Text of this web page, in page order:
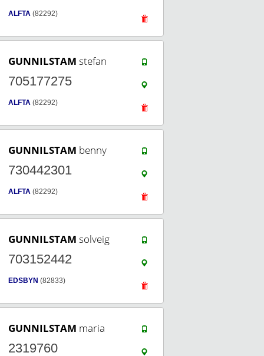
ALFTA (82292)
GUNNILSTAM stefan
705177275
ALFTA (82292)
GUNNILSTAM benny
730442301
ALFTA (82292)
GUNNILSTAM solveig
703152442
EDSBYN (82833)
GUNNILSTAM maria
2319760